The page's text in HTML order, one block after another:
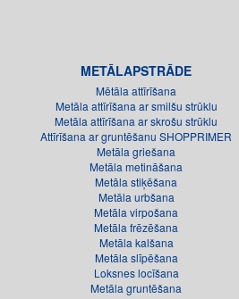
METĀLAPSTRĀDE
Mētāla attīrīšana
Metāla attīrīšana ar smilšu strūklu
Metāla attīrīšana ar skrošu strūklu
Attīrīšana ar gruntēšanu SHOPPRIMER
Metāla griešana
Metāla metināšana
Metāla stiķēšana
Metāla urbšana
Metāla virpošana
Metāla frēzēšana
Metāla kalšana
Metāla slīpēšana
Loksnes locīšana
Metāla gruntēšana